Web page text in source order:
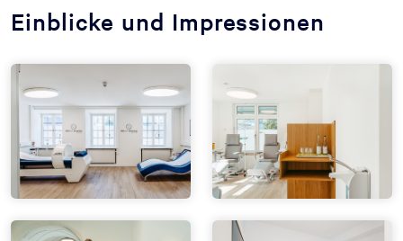
Einblicke und Impressionen